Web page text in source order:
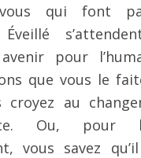
vous qui font
Éveillé
pour
que vous le
croyez au
Ou, pour
vous savez